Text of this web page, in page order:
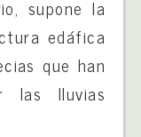
supone la
edáfica
que han
las lluvias